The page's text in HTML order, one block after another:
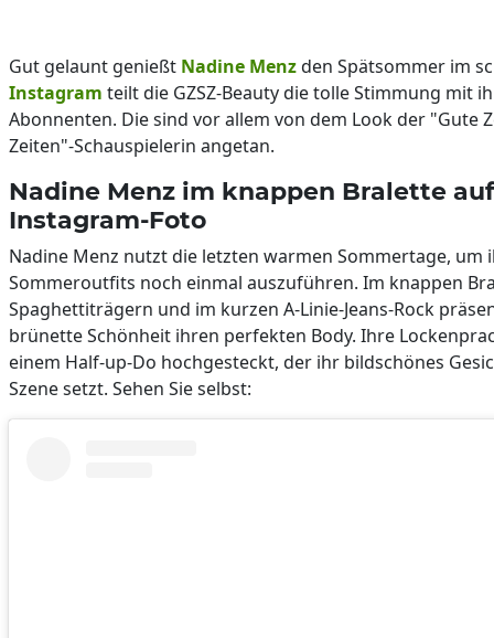
Gut gelaunt genießt Nadine Menzden Spätsommer im
Instagram teilt die GZSZ-Beauty die tolle Stimmung mit
Abonnenten. Die sind vor allem von dem Look der "Gute
Zeiten"-Schauspielerin angetan.
Nadine Menz im knappen Bralette auf
Instagram-Foto
Nadine Menz nutzt die letzten warmen Sommertage, um
Sommeroutfits noch einmal auszuführen. Im knappen
Spaghettiträgern und im kurzen A-Linie-Jeans-Rock
brünette Schönheit ihren perfekten Body. Ihre
einem Half-up-Do hochgesteckt, der ihr bildschönes
Szene setzt. Sehen Sie selbst: